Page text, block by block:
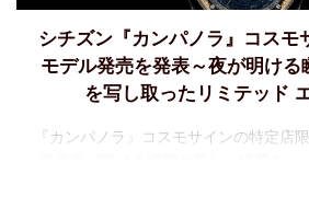
シチズン『カンパノラ』コスモ
モデル発売を発表～夜が明ける
を写し取ったリミテッド
『カンパノラ』コスモサインの特定店
本モデルは、夜明けの瞬間、地平線が